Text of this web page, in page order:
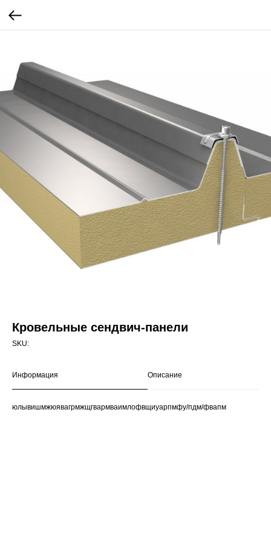
Кровельные сендвич-панели
SKU:
Информация Описание
юлывишмжюявагрмжщгвармваимлофвщиуарпмфу/пдм/фвапм